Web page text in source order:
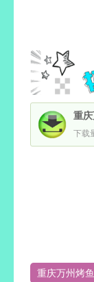
下载
重庆万州烤